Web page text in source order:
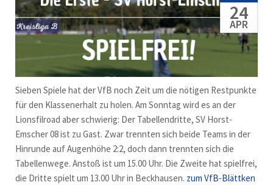
ER B
LINDENFUSSBALL-BU
NDESLIGA 20
26 IN
UTTGART
24
APR
Sieben Spiele hat der VfB noch Zeit um die nötigen Restpunkte
für den Klassenerhalt zu holen. Am Sonntag wird es an der
Lionsfilroad aber schwierig: Der Tabellendritte, SV Horst-
Emscher 08 ist zu Gast. Zwar trennten sich beide Teams in der
Hinrunde auf Augenhöhe 2:2, doch dann trennten sich die
Tabellenwege. Anstoß ist um 15.00 Uhr. Die Zweite hat spielfrei,
die Dritte spielt um 13.00 Uhr in Beckhausen. zum VfB-Blättken